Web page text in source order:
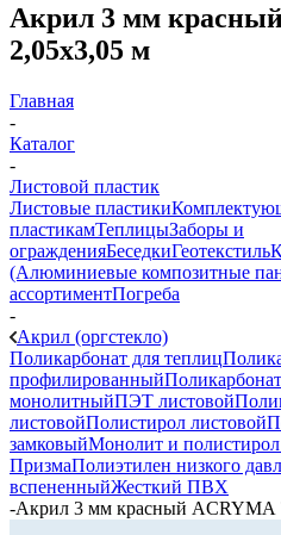
Акрил 3 мм
2,05х3,05 м
Главная
-
Каталог
-
Листовой пластик
Листовые пластики
пластикамТеплицыЗаборы и
огражденияБеседкиГеотекстиль
(Алюминиевые композитные
ассортиментПогреба
-
Акрил (оргстекло)
Поликарбонат для теплиц
профилированный
монолитныйПЭТ листовой
листовойПолистирол листовой
замковыйМонолит и
ПризмаПолиэтилен низкого
вспененныйЖесткий ПВХ
-Акрил 3 мм красный ACRYMA